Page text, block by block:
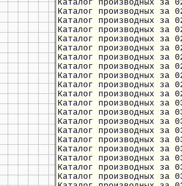
Каталог производных за
Каталог производных за
Каталог производных за
Каталог производных за
Каталог производных за
Каталог производных за
Каталог производных за
Каталог производных за
Каталог производных за
Каталог производных за
Каталог производных за
Каталог производных за
Каталог производных за
Каталог производных за
Каталог производных за
Каталог производных за
Каталог производных за
Каталог производных за
Каталог производных за
Каталог производных за